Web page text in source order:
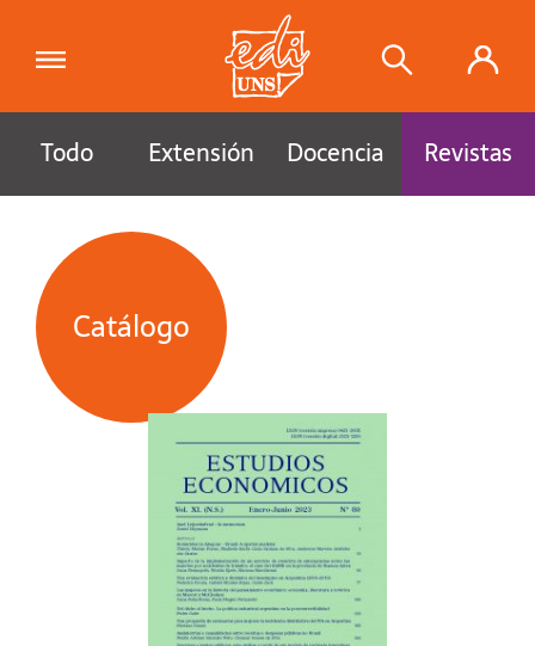
Todo Extensión Docencia Revistas
Catálogo